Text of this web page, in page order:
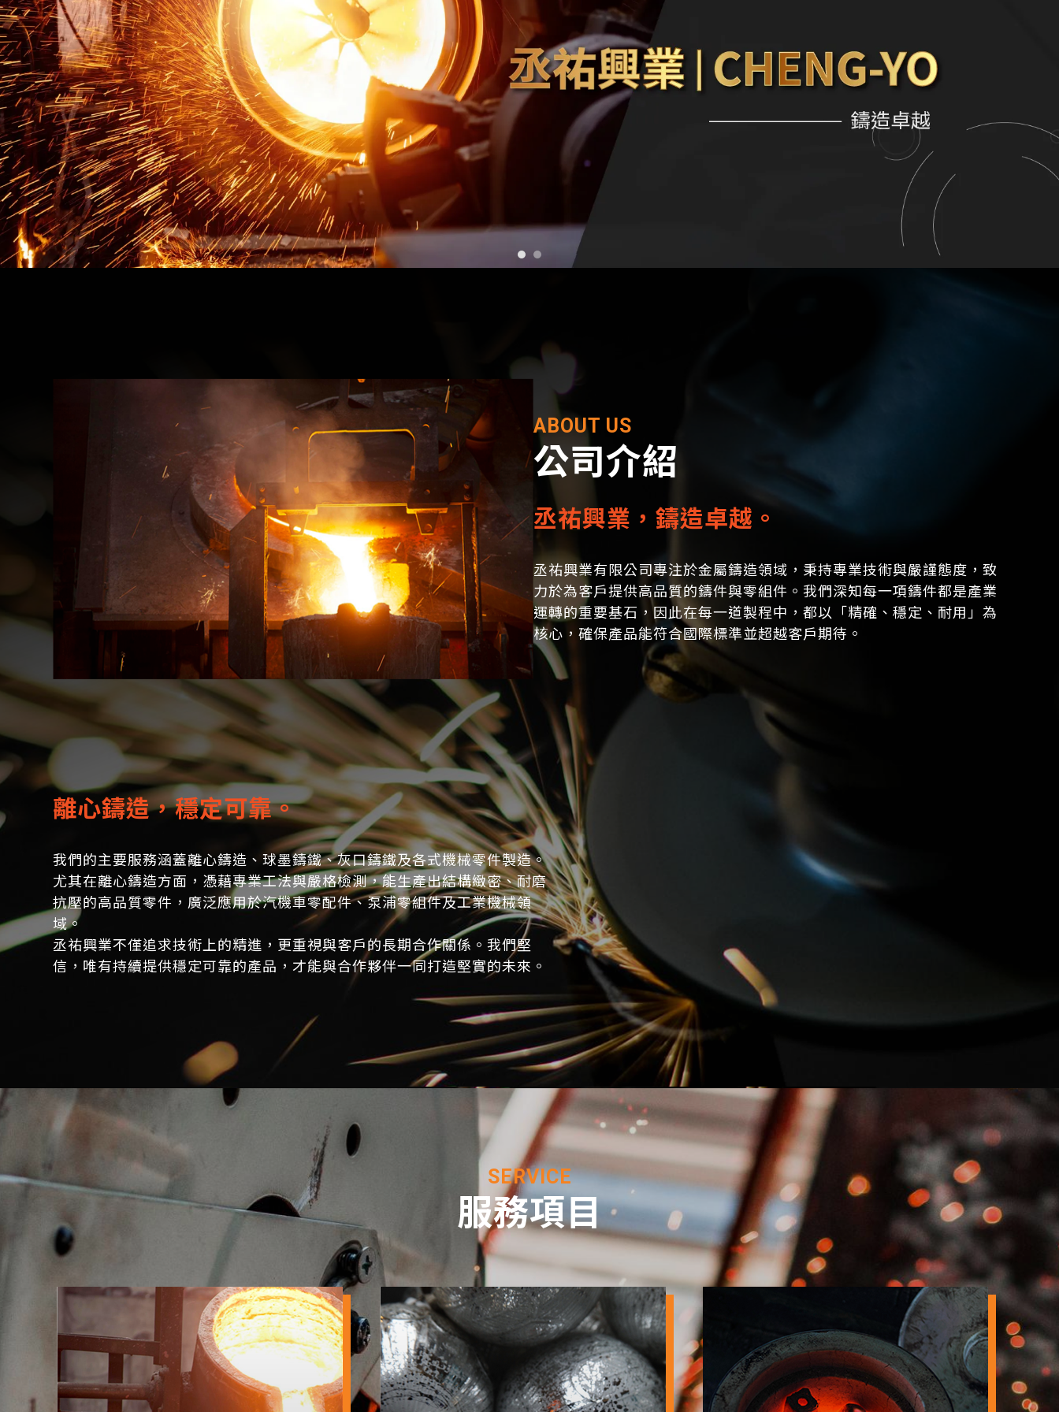
彰化鑄造廠推薦
ABOUT US
公司介紹
丞祐興業，鑄造卓越。
丞祐興業有限公司專注於金屬鑄造領域，秉持專業技術與嚴謹態度，致
力於為客戶提供高品質的鑄件與零組件。我們深知每一項鑄件都是產業
運轉的重要基石，因此在每一道製程中，都以「精確、穩定、耐用」為
核心，確保產品能符合國際標準並超越客戶期待。
離心鑄造，穩定可靠。
我們的主要服務涵蓋離心鑄造、球墨鑄鐵、灰口鑄鐵及各式機械零件製造。
尤其在離心鑄造方面，憑藉專業工法與嚴格檢測，能生產出結構緻密、耐磨
抗壓的高品質零件，廣泛應用於汽機車零配件、泵浦零組件及工業機械領
域。
丞祐興業不僅追求技術上的精進，更重視與客戶的長期合作關係。我們堅
信，唯有持續提供穩定可靠的產品，才能與合作夥伴一同打造堅實的未來。
SERVICE
服務項目